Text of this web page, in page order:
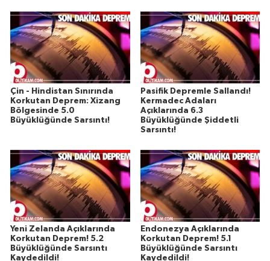
Çin - Hindistan Sınırında
Korkutan Deprem: Xizang
Bölgesinde 5.0
Büyüklüğünde Sarsıntı!
Pasifik Depremle Sallandı!
Kermadec Adaları
Açıklarında 6.3
Büyüklüğünde Şiddetli
Sarsıntı!
Yeni Zelanda Açıklarında
Korkutan Deprem! 5.2
Büyüklüğünde Sarsıntı
Kaydedildi!
Endonezya Açıklarında
Korkutan Deprem! 5.1
Büyüklüğünde Sarsıntı
Kaydedildi!